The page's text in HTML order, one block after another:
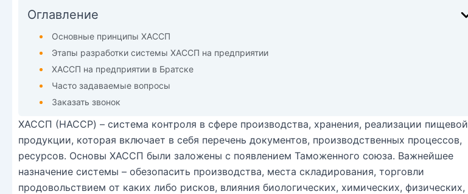
Оглавление
Основные принципы ХАССП
Этапы разработки системы ХАССП на предприятии
ХАССП на предприятии в Братске
Часто задаваемые вопросы
Заказать звонок
ХАССП (HACCP) – система контроля в сфере производства, хранения, реализации пищевой
продукции, которая включает в себя перечень документов, производственных процессов,
ресурсов. Основы ХАССП были заложены с появлением Таможенного союза. Важнейшее
назначение системы – обезопасить производства, места складирования, торговли
продовольствием от каких либо рисков, влияния биологических, химических, физических,